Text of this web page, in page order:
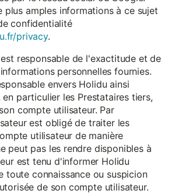
plus amples informations à ce sujet
confidentialité
privacy.
responsable de l'exactitude et de
personnelles fournies.
envers Holidu ainsi
particulier les Prestataires tiers,
compte utilisateur. Par
est obligé de traiter les
utilisateur de manière
peut pas les rendre disponibles à
est tenu d'informer Holidu
toute connaissance ou suspicion
de son compte utilisateur.